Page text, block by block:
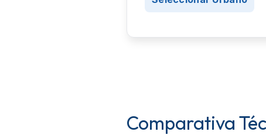
Comparativa